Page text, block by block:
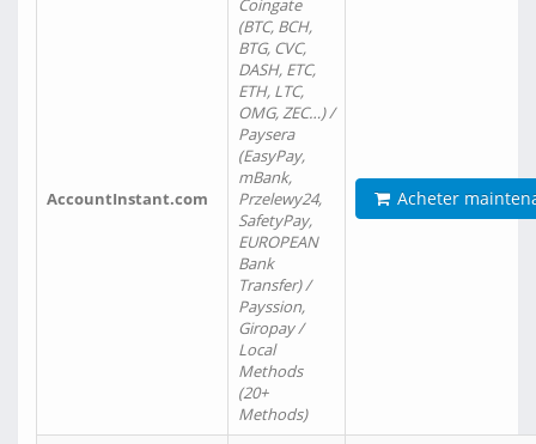
AccountInstant.com
Coingate
(BTC, BCH,
BTG, CVC,
DASH, ETC,
ETH, LTC,
OMG, ZEC…) /
Paysera
(EasyPay,
mBank,
Przelewy24,
SafetyPay,
EUROPEAN
Bank
Transfer) /
Payssion,
Giropay /
Local
Methods
(20+
Methods)
Acheter